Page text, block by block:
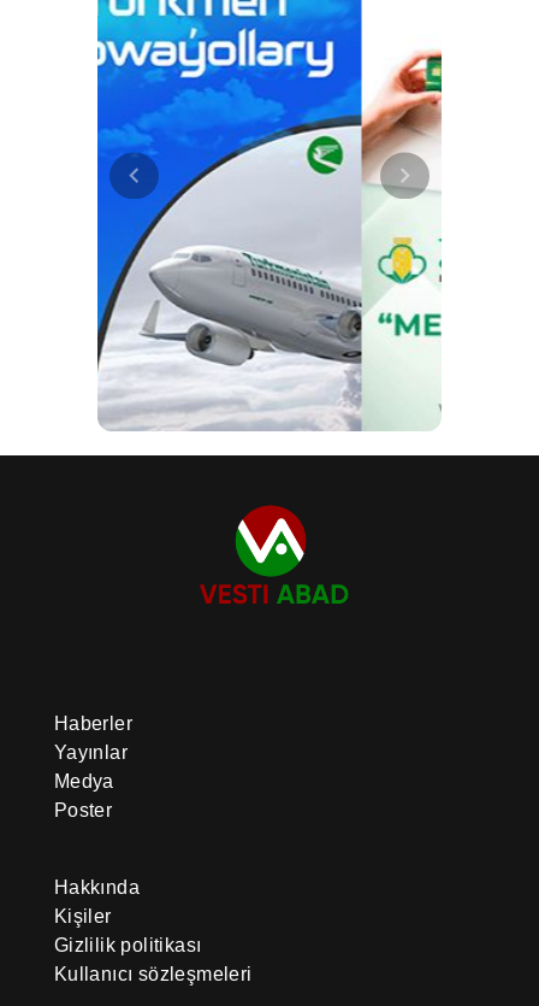
Haberler
Yayınlar
Medya
Poster
Hakkında
Kişiler
Gizlilik politikası
Kullanıcı sözleşmeleri